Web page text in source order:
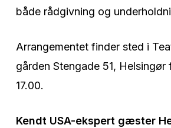
både rådgivning og
Arrangementet finder sted i
gården Stengade 51, Helsingør
17.00.
Kendt USA-ekspert gæster